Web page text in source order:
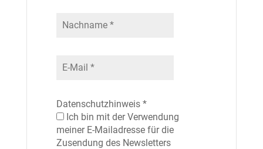
Datenschutzhinweis *
Ich bin mit der Verwendung
meiner E-Mailadresse für die
Zusendung des Newsletters